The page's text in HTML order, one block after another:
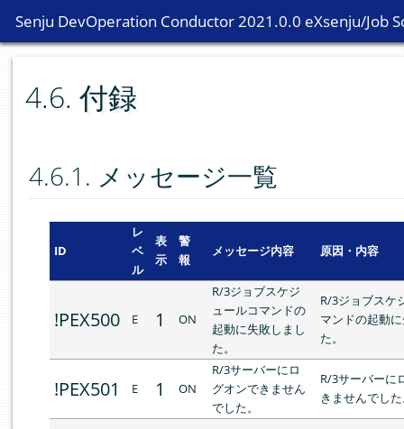
Senju DevOperation Conductor 2021.0.0 eXsenju/Job
4.6. 付録
4.6.1. メッセージ一覧
ID
レ
ベ
ル
表
示
警
報
メッセージ内容 原因・内容
!PEX500 E 1 ON
R/3ジョブスケジ
ュールコマンドの
起動に失敗しまし
た。
R/3ジョブスケ
マンドの起動
た。
!PEX501 E 1 ON
R/3サーバーにロ
グオンできません
でした。
R/3サーバーに
きませんでし
Senju DevOperation Conductor 2021.0.0 eXsenju/Job